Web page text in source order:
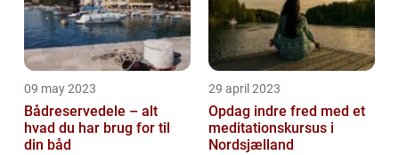
09 may 2023
Bådreservedele – alt
hvad du har brug for til
din båd
29 april 2023
Opdag indre fred med et
meditationskursus i
Nordsjælland